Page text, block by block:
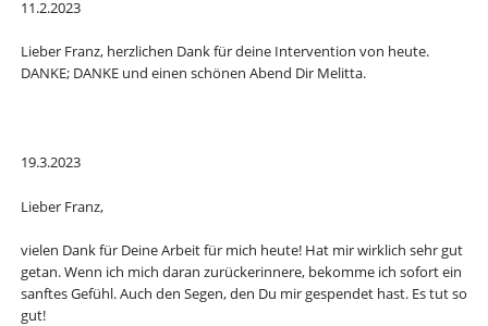
11.2.2023
Lieber Franz, herzlichen Dank für deine Intervention von heute.
DANKE; DANKE und einen schönen Abend Dir Melitta.
19.3.2023
Lieber Franz,
vielen Dank für Deine Arbeit für mich heute! Hat mir wirklich sehr gut
getan. Wenn ich mich daran zurückerinnere, bekomme ich sofort ein
sanftes Gefühl. Auch den Segen, den Du mir gespendet hast. Es tut so
gut!